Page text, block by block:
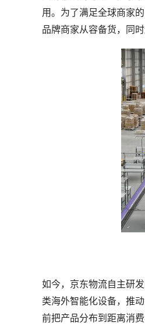
用。为了满足全球商家
品牌商家从容备货，同
如今，京东物流自主研
类海外智能化设备，推
前把产品分布到距离消